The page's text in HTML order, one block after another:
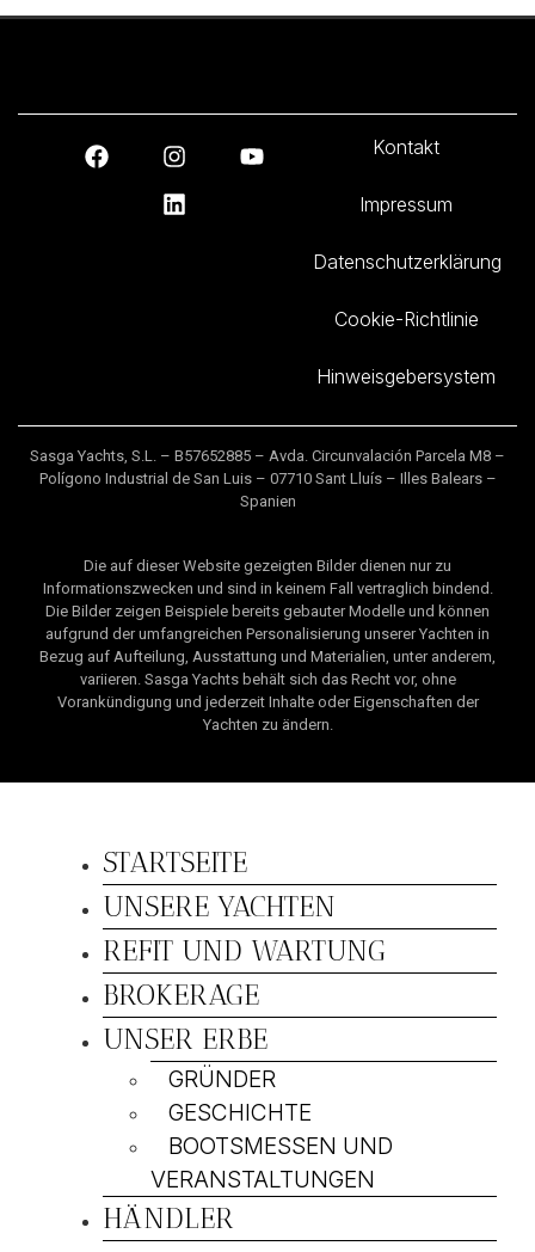
Kontakt
Impressum
Datenschutzerklärung
Cookie-Richtlinie
Hinweisgebersystem
Sasga Yachts, S.L. – B57652885 – Avda. Circunvalación Parcela M8 –
Polígono Industrial de San Luis – 07710 Sant Lluís – Illes Balears –
Spanien
Die auf dieser Website gezeigten Bilder dienen nur zu
Informationszwecken und sind in keinem Fall vertraglich bindend.
Die Bilder zeigen Beispiele bereits gebauter Modelle und können
aufgrund der umfangreichen Personalisierung unserer Yachten in
Bezug auf Aufteilung, Ausstattung und Materialien, unter anderem,
variieren. Sasga Yachts behält sich das Recht vor, ohne
Vorankündigung und jederzeit Inhalte oder Eigenschaften der
Yachten zu ändern.
STARTSEITE
UNSERE YACHTEN
REFIT UND WARTUNG
BROKERAGE
UNSER ERBE
GRÜNDER
GESCHICHTE
BOOTSMESSEN UND
VERANSTALTUNGEN
HÄNDLER